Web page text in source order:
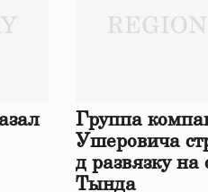
Группа
Ушеровича
д развязку на
Тында